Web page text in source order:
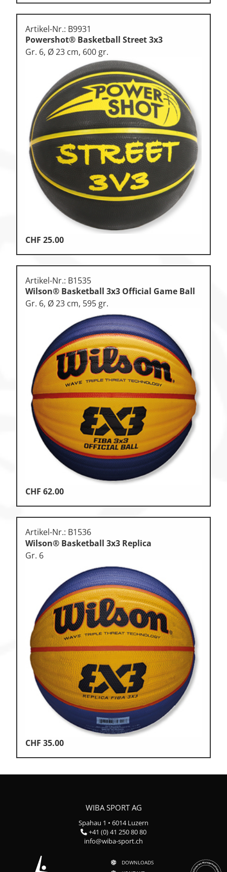
Artikel-Nr.: B9931
Powershot® Basketball Street 3x3
Gr. 6, Ø 23 cm, 600 gr.
CHF 25.00
Artikel-Nr.: B1535
Wilson® Basketball 3x3 Official Game Ball
Gr. 6, Ø 23 cm, 595 gr.
CHF 62.00
Artikel-Nr.: B1536
Wilson® Basketball 3x3 Replica
Gr. 6
CHF 35.00
WIBA SPORT AG
Spahau 1 • 6014 Luzern
+41 (0) 41 250 80 80
info@wiba-sport.ch
DOWNLOADS